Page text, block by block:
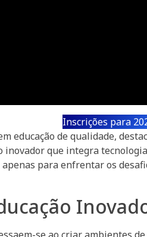
Inscrições para
educação de qualidade,
inovador que integra
para enfrentar os
se ao criar ambientes